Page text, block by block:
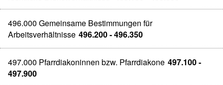
496.000 Gemeinsame Bestimmungen für
Arbeitsverhältnisse 496.200 - 496.350
497.000 Pfarrdiakoninnen bzw. Pfarrdiakone 497.100 -
497.900